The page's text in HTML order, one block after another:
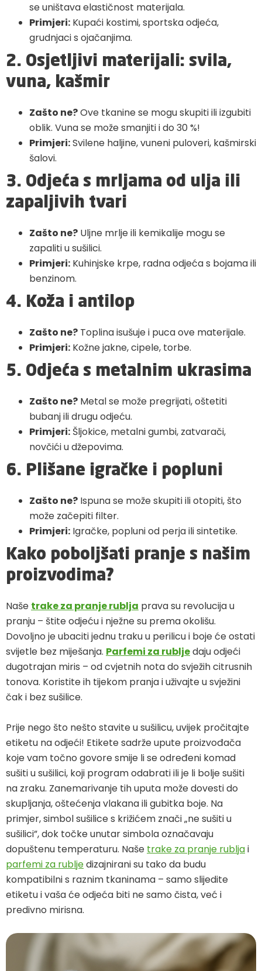
se uništava elastičnost materijala.
Primjeri: Kupaći kostimi, sportska odjeća,
grudnjaci s ojačanjima.
2. Osjetljivi materijali: svila,
vuna, kašmir
Zašto ne?Ove tkanine se mogu skupiti ili izgubiti
oblik. Vuna se može smanjiti i do 30 %!
Primjeri:Svilene haljine, vuneni puloveri, kašmirski
šalovi.
3. Odjeća s mrljama od ulja ili
zapaljivih tvari
Zašto ne? Uljne mrlje ili kemikalije mogu se
zapaliti u sušilici.
Primjeri: Kuhinjske krpe, radna odjeća s bojama ili
benzinom.
4. Koža i antilop
Zašto ne? Toplina isušuje i puca ove materijale.
Primjeri: Kožne jakne, cipele, torbe.
5. Odjeća s metalnim ukrasima
Zašto ne? Metal se može pregrijati, oštetiti
bubanj ili drugu odjeću.
Primjeri: Šljokice, metalni gumbi, zatvarači,
novčići u džepovima.
6. Plišane igračke i popluni
Zašto ne? Ispuna se može skupiti ili otopiti, što
može začepiti filter.
Primjeri: Igračke, popluni od perja ili sintetike.
Kako poboljšati pranje s našim
proizvodima?
Naše trake za pranje rublja prava su revolucija u
pranju – štite odjeću i nježne su prema okolišu.
Dovoljno je ubaciti jednu traku u perilicu i boje će ostati
svijetle bez miješanja. Parfemi za rubljedaju odjeći
dugotrajan miris – od cvjetnih nota do svježih citrusnih
tonova. Koristite ih tijekom pranja i uživajte u svježini
čak i bez sušilice.
Prije nego što nešto stavite u sušilicu, uvijek pročitajte
etiketu na odjeći! Etikete sadrže upute proizvođača
koje vam točno govore smije li se određeni komad
sušiti u sušilici, koji program odabrati ili je li bolje sušiti
na zraku. Zanemarivanje tih uputa može dovesti do
skupljanja, oštećenja vlakana ili gubitka boje. Na
primjer, simbol sušilice s križićem znači „ne sušiti u
sušilici”, dok točke unutar simbola označavaju
dopuštenu temperaturu. Naše trake za pranje rubljai
parfemi za rubljedizajnirani su tako da budu
kompatibilni s raznim tkaninama – samo slijedite
etiketu i vaša će odjeća biti ne samo čista, već i
predivno mirisna.